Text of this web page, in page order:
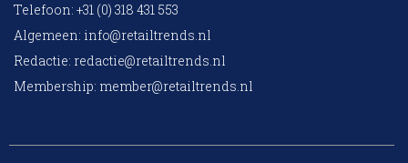
Telefoon: +31 (0) 318 431 553
Algemeen: info@retailtrends.nl
Redactie: redactie@retailtrends.nl
Membership: member@retailtrends.nl